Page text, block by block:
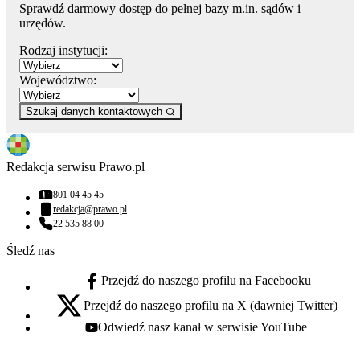
Sprawdź darmowy dostęp do pełnej bazy m.in. sądów i
urzędów.
Rodzaj instytucji:
Województwo:
Szukaj danych kontaktowych
Redakcja serwisu Prawo.pl
Numer telefonu:
801 04 45 45
Adres email:
redakcja@prawo.pl
Numer telefonu:
22 535 88 00
Śledź nas
facebook - otwiera się w nowej karcie
Przejdź do naszego profilu na Facebooku
x - otwiera się w nowej karcie
Przejdź do naszego profilu na X (dawniej Twitter)
youtube - otwiera się w nowej karcie
Odwiedź nasz kanał w serwisie YouTube